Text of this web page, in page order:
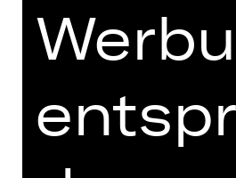
Drei hochkarätige
internationalen
Tanzszene
erstmals in Nürnberg:
Christophe Maillot
Noces“ Igor